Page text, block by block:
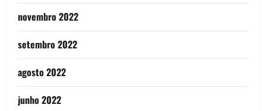
novembro 2022
setembro 2022
agosto 2022
junho 2022